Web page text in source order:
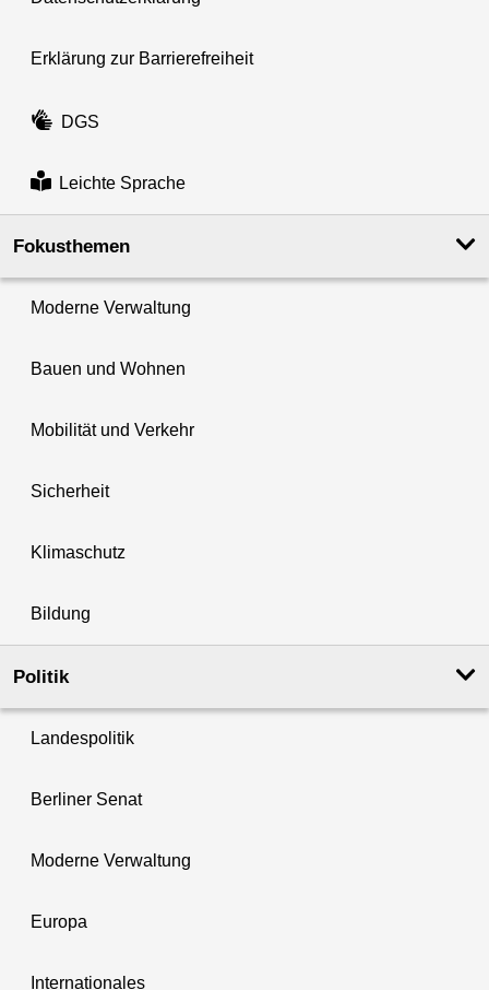
Erklärung zur Barrierefreiheit
DGS
Leichte Sprache
Fokusthemen
Moderne Verwaltung
Bauen und Wohnen
Mobilität und Verkehr
Sicherheit
Klimaschutz
Bildung
Politik
Landespolitik
Berliner Senat
Moderne Verwaltung
Europa
Internationales